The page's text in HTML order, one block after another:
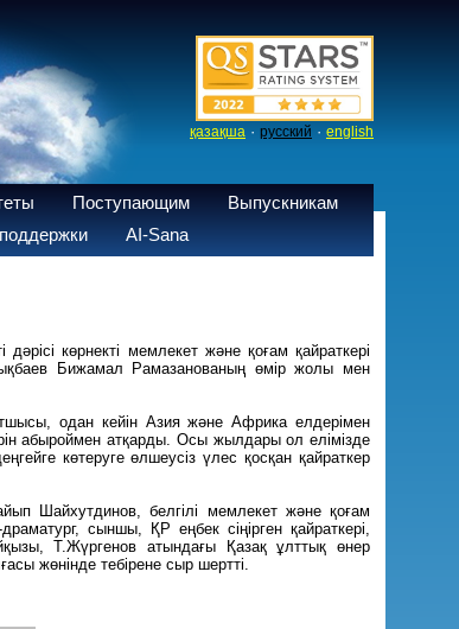
қазақша · русский · english
Поступающим
Выпускникам
AI-Sana
көрнекті мемлекет және қоғам қайраткері
Бижамал Рамазанованың өмір жолы мен
одан кейін Азия және Африка елдерімен
абыроймен атқарды. Осы жылдары ол елімізде
көтеруге өлшеусіз үлес қосқан қайраткер
Шайхутдинов, белгілі мемлекет және қоғам
сыншы, ҚР еңбек сіңірген қайраткері,
Т.Жүргенов атындағы Қазақ ұлттық өнер
жөнінде тебірене сыр шертті.